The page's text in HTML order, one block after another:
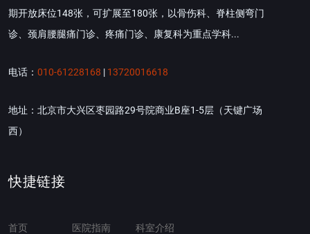
期开放床位148张，可扩展至180张，以骨伤科、脊柱侧弯门
诊、颈肩腰腿痛门诊、疼痛门诊、康复科为重点学科...
电话： 010-61228168 | 13720016618
地址：北京市大兴区枣园路29号院商业B座1-5层（天键广场
西）
快捷链接
首页 医院指南 科室介绍